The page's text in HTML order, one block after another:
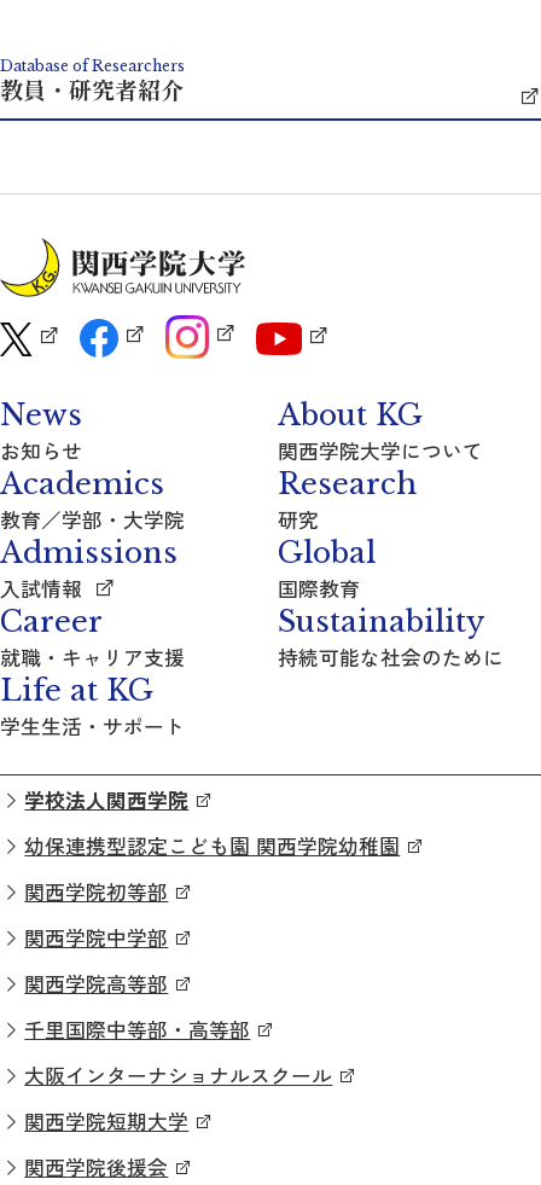
Database of Researchers
教員・研究者紹介
News
お知らせ
About KG
関西学院大学について
Academics
教育／学部・大学院
Research
研究
Admissions
入試情報
Global
国際教育
Career
就職・キャリア支援
Sustainability
持続可能な社会のために
Life at KG
学生生活・サポート
学校法人関西学院
幼保連携型認定こども園 関西学院幼稚園
関西学院初等部
関西学院中学部
関西学院高等部
千里国際中等部・高等部
大阪インターナショナルスクール
関西学院短期大学
関西学院後援会